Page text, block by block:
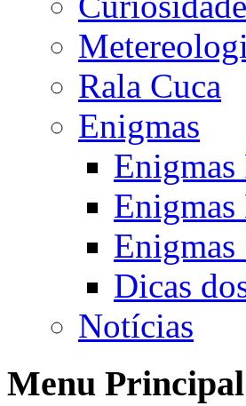
Rala Cuca
Enigmas
Enigmas
Enigmas
Dicas
Notícias
Menu Principal